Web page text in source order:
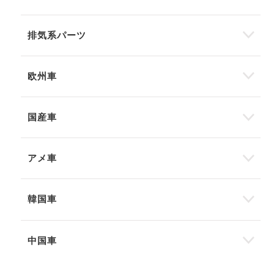
排気系パーツ
欧州車
国産車
アメ車
韓国車
中国車